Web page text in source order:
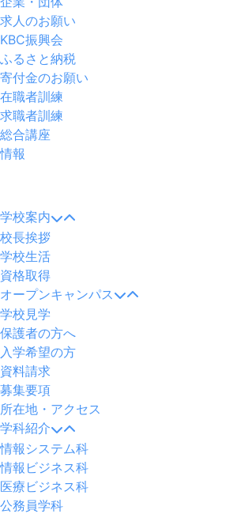
求人のお願い
KBC振興会
ふるさと納税
寄付金のお願い
在職者訓練
求職者訓練
総合講座
情報
ニ
ュ
ー
学校案内
校長挨拶
学校生活
資格取得
オープンキャンパス
学校見学
保護者の方へ
入学希望の方
資料請求
募集要項
所在地・アクセス
学科紹介
情報システム科
情報ビジネス科
医療ビジネス科
公務員学科